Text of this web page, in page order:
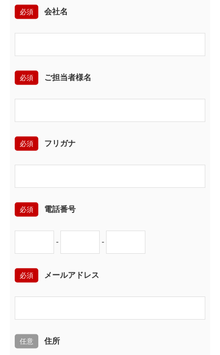
会社名
必須
ご担当者様名
必須
フリガナ
必須
電話番号
必須
- -
メールアドレス
必須
住所
任意